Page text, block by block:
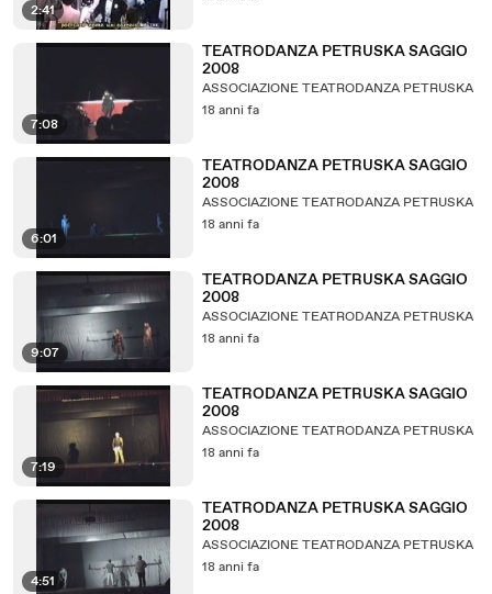
2:41
7:08
TEATRODANZA PETRUSKA SAGGIO
2008
ASSOCIAZIONE TEATRODANZA PETRUSKA
18 anni fa
6:01
TEATRODANZA PETRUSKA SAGGIO
2008
ASSOCIAZIONE TEATRODANZA PETRUSKA
18 anni fa
9:07
TEATRODANZA PETRUSKA SAGGIO
2008
ASSOCIAZIONE TEATRODANZA PETRUSKA
18 anni fa
7:19
TEATRODANZA PETRUSKA SAGGIO
2008
ASSOCIAZIONE TEATRODANZA PETRUSKA
18 anni fa
4:51
TEATRODANZA PETRUSKA SAGGIO
2008
ASSOCIAZIONE TEATRODANZA PETRUSKA
18 anni fa